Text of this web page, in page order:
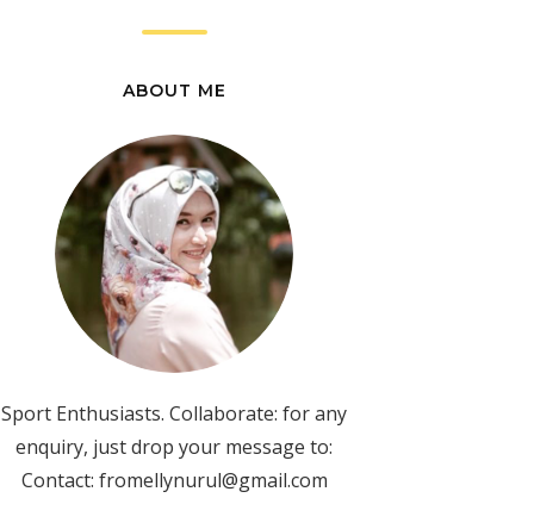
ABOUT ME
Sport Enthusiasts. Collaborate: for any
enquiry, just drop your message to:
Contact: fromellynurul@gmail.com